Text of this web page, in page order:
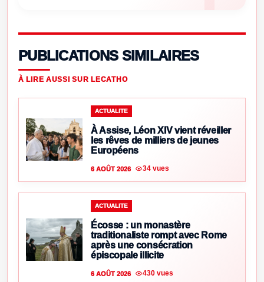
PUBLICATIONS SIMILAIRES
À LIRE AUSSI SUR LECATHO
ACTUALITE
À Assise, Léon XIV vient réveiller
les rêves de milliers de jeunes
Européens
6 AOÛT 2026 34 vues
ACTUALITE
Écosse : un monastère
traditionaliste rompt avec Rome
après une consécration
épiscopale illicite
6 AOÛT 2026 430 vues